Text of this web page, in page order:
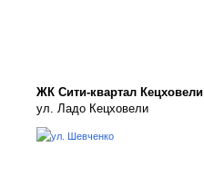
ЖК Сити-квартал Кецховели
ул. Ладо Кецховели